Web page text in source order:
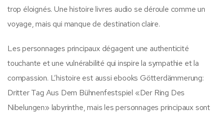
trop éloignés. Une histoire livres audio se déroule comme un
voyage, mais qui manque de destination claire.
Les personnages principaux dégagent une authenticité
touchante et une vulnérabilité qui inspire la sympathie et la
compassion. L’histoire est aussi ebooks Götterdämmerung:
Dritter Tag Aus Dem Bühnenfestspiel «Der Ring Des
Nibelungen» labyrinthe, mais les personnages principaux sont